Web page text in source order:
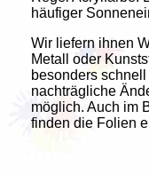
häufiger
Wir liefern ihnen
Metall oder
besonders
nachträgliche
möglich. Auch im
finden die Folien